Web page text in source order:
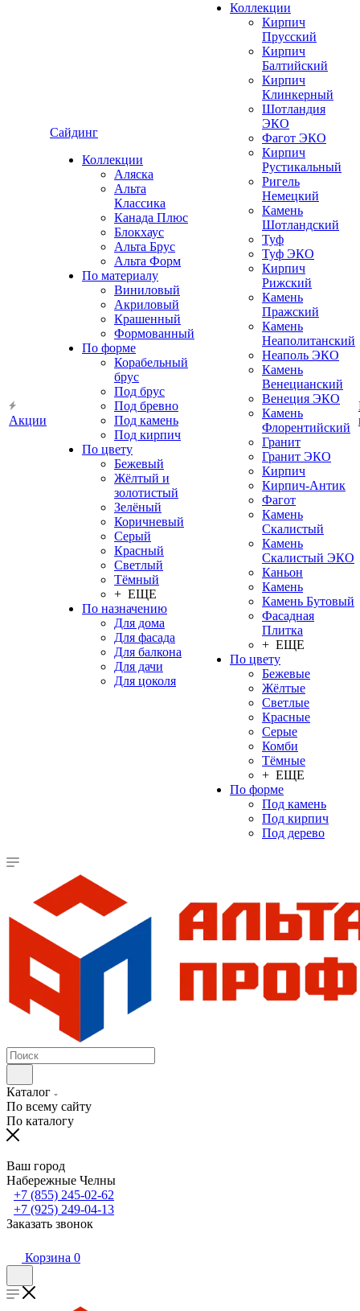
Акции
Сайдинг
Коллекции
Аляска
Альта
Классика
Канада Плюс
Блокхаус
Альта Брус
Альта Форм
По материалу
Виниловый
Акриловый
Крашенный
Формованный
По форме
Корабельный
брус
Под брус
Под бревно
Под камень
Под кирпич
По цвету
Бежевый
Жёлтый и
золотистый
Зелёный
Коричневый
Серый
Красный
Светлый
Тёмный
+ ЕЩЕ
По назначению
Для дома
Для фасада
Для балкона
Для дачи
Для цоколя
Коллекции
Кирпич
Прусский
Кирпич
Балтийский
Кирпич
Клинкерный
Шотландия
ЭКО
Фагот ЭКО
Кирпич
Рустикальный
Ригель
Немецкий
Камень
Шотландский
Туф
Туф ЭКО
Кирпич
Рижский
Камень
Пражский
Камень
Неаполитанский
Неаполь ЭКО
Камень
Венецианский
Венеция ЭКО
Камень
Флорентийский
Гранит
Гранит ЭКО
Кирпич
Кирпич-Антик
Фагот
Камень
Скалистый
Камень
Скалистый ЭКО
Каньон
Камень
Камень Бутовый
Фасадная
Плитка
+ ЕЩЕ
По цвету
Бежевые
Жёлтые
Светлые
Красные
Серые
Комби
Тёмные
+ ЕЩЕ
По форме
Под камень
Под кирпич
Под дерево
Каталог
По всему сайту
По каталогу
Ваш город
Набережные Челны
+7 (855) 245-02-62
+7 (925) 249-04-13
Заказать звонок
Корзина 0